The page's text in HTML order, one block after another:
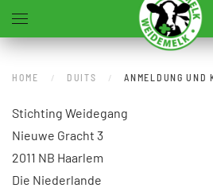
Zum Hauptinhalt springen
HOME DUITS ANMELDUNG UND
Stichting Weidegang
Nieuwe Gracht 3
2011 NB Haarlem
Die Niederlande